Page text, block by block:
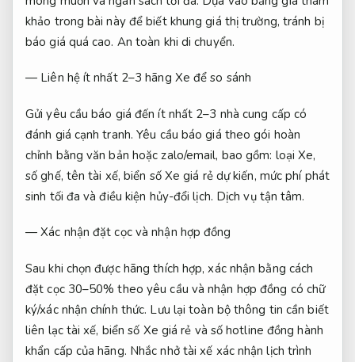
khảo trong bài này để biết khung giá thị trường, tránh bị
báo giá quá cao. An toàn khi di chuyển.
— Liên hệ ít nhất 2–3 hãng Xe để so sánh
Gửi yêu cầu báo giá đến ít nhất 2–3 nhà cung cấp có
đánh giá cạnh tranh. Yêu cầu báo giá theo gói hoàn
chỉnh bằng văn bản hoặc zalo/email, bao gồm: loại Xe,
số ghế, tên tài xế, biển số Xe giá rẻ dự kiến, mức phí phát
sinh tối đa và điều kiện hủy-đổi lịch. Dịch vụ tận tâm.
— Xác nhận đặt cọc và nhận hợp đồng
Sau khi chọn được hãng thích hợp, xác nhận bằng cách
đặt cọc 30–50% theo yêu cầu và nhận hợp đồng có chữ
ký/xác nhận chính thức. Lưu lại toàn bộ thông tin cần biết
liên lạc tài xế, biển số Xe giá rẻ và số hotline đồng hành
khẩn cấp của hãng. Nhắc nhở tài xế xác nhận lịch trình